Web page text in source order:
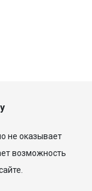
не оказывает
возможность